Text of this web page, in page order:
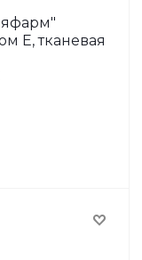
Е, тканевая